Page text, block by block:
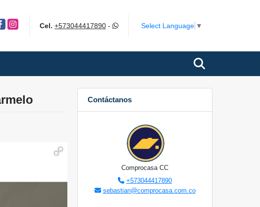
Instagram Cel. +573044417890- Select Language ▼
Contáctanos
Comprocasa CC
+573044417890
sebastian@comprocasa.com.co